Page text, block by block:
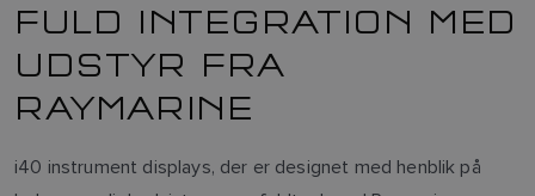
FULD INTEGRATION MED
UDSTYR FRA
RAYMARINE
i40 instrument displays, der er designet med henblik på